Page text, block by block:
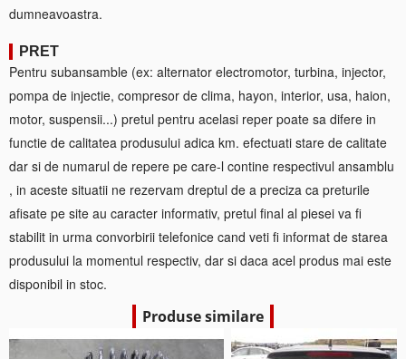
dumneavoastra.
PRET
Pentru subansamble (ex: alternator electromotor, turbina, injector,
pompa de injectie, compresor de clima, hayon, interior, usa, haion,
motor, suspensii...) pretul pentru acelasi reper poate sa difere in
functie de calitatea produsului adica km. efectuati stare de calitate
dar si de numarul de repere pe care-l contine respectivul ansamblu
, in aceste situatii ne rezervam dreptul de a preciza ca preturile
afisate pe site au caracter informativ, pretul final al piesei va fi
stabilit in urma convorbirii telefonice cand veti fi informat de starea
produsului la momentul respectiv, dar si daca acel produs mai este
disponibil in stoc.
Produse similare